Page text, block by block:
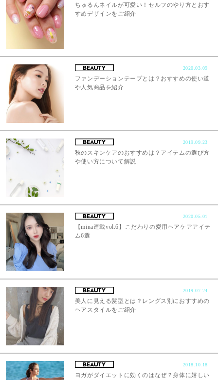
ちゅるんネイルが可愛い！セルフのやり方とおす
すめデザインをご紹介
2020.03.09
ファンデーションテープとは？おすすめの使い道
や人気商品を紹介
2019.09.23
秋のスキンケアのおすすめは？アイテムの選び方
や使い方について解説
2020.05.01
【mina連載vol.6】こだわりの愛用ヘアケアアイテ
ム6選
2019.07.24
美人に見える髪型とは？レングス別におすすめの
ヘアスタイルをご紹介
2018.10.18
ヨガがダイエットに効くのはなぜ？身体に嬉しい